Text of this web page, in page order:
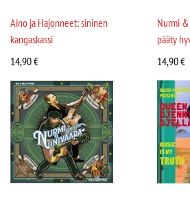
Aino ja Hajonneet: sininen
kangaskassi
14,90€
Nurmi
pääty
14,90€